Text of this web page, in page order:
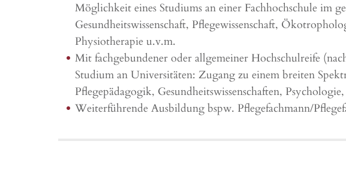
Möglichkeit eines Studiums an einer Fachhochschule im
Gesundheitswissenschaft, Pflegewissenschaft,
Physiotherapie u.v.m.
Mit fachgebundener oder allgemeiner Hochschulreife
Studium an Universitäten: Zugang zu einem breiten
Pflegepädagogik, Gesundheitswissenschaften,
Weiterführende Ausbildung bspw. Pflegefachmann/